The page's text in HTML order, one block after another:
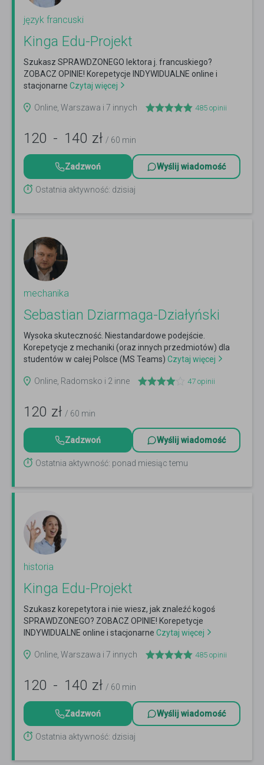
język francuski
Kinga Edu-Projekt
Szukasz SPRAWDZONEGO lektora j. francuskiego?
ZOBACZ OPINIE! Korepetycje INDYWIDUALNE online i
stacjonarne Czytaj więcej
Online, Warszawa i 7 innych 485 opinii
120 - 140 zł / 60 min
Zadzwoń Wyślij wiadomość
Ostatnia aktywność: dzisiaj
mechanika
Sebastian Dziarmaga-Działyński
Wysoka skuteczność. Niestandardowe podejście.
Korepetycje z mechaniki (oraz innych przedmiotów) dla
studentów w całej Polsce (MS Teams) Czytaj więcej
Online, Radomsko i 2 inne 47 opinii
120 zł / 60 min
Zadzwoń Wyślij wiadomość
Ostatnia aktywność: ponad miesiąc temu
historia
Kinga Edu-Projekt
Szukasz korepetytora i nie wiesz, jak znaleźć kogoś
SPRAWDZONEGO? ZOBACZ OPINIE! Korepetycje
INDYWIDUALNE online i stacjonarne Czytaj więcej
Online, Warszawa i 7 innych 485 opinii
120 - 140 zł / 60 min
Zadzwoń Wyślij wiadomość
Ostatnia aktywność: dzisiaj